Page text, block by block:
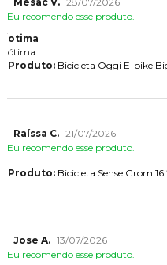
Eu recomendo esse produto.
otima
ótima
Produto:Bicicleta Oggi E-bike
Raíssa C. 21/07/2026
Eu recomendo esse produto.
Produto:Bicicleta Sense Grom
Jose A. 13/07/2026
Eu recomendo esse produto.